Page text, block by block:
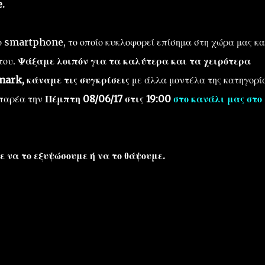
smartphone, το οποίο κυκλοφορεί επίσημα στη χώρα μας
Ψάξαμε λοιπόν για τα καλύτερα και τα χειρότερα
κάναμε τις συγκρίσειςμε άλλα μοντέλα της
την Πέμπτη 08/06/17 στις 19:00 στο κανάλι μας στο
να το εξυψώσουμε ή να το θάψουμε.